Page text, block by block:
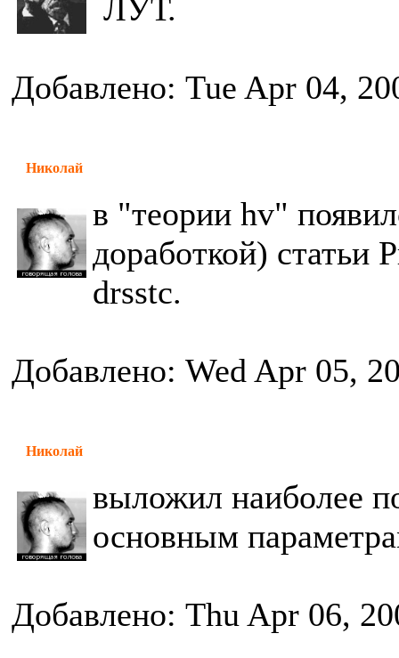
ЛУТ.
Добавлено: Tue Apr 04,
Николай
в "теории hv"
доработкой) статьи
drsstc.
Добавлено: Wed Apr 05,
Николай
выложил наиболее
основным
Добавлено: Thu Apr 06,